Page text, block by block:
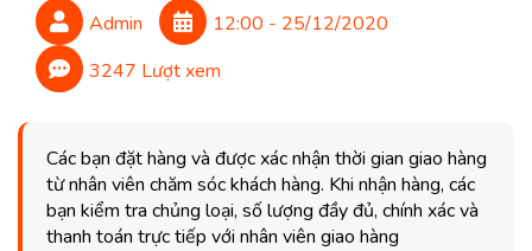
Admin
12:00 - 25/12/2020
3247 Lượt xem
Các bạn đặt hàng và được xác nhận thời gian giao hàng
từ nhân viên chăm sóc khách hàng. Khi nhận hàng, các
bạn kiểm tra chủng loại, số lượng đầy đủ, chính xác và
thanh toán trực tiếp với nhân viên giao hàng